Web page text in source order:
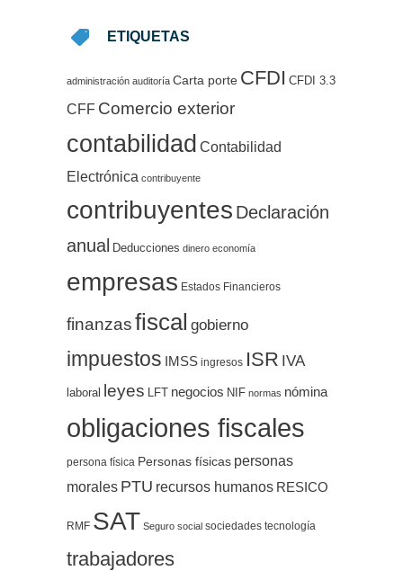
ETIQUETAS
administración auditoría Carta porte CFDI CFDI 3.3
CFF Comercio exterior
contabilidad Contabilidad
Electrónica contribuyente
contribuyentes Declaración
anual Deducciones dinero economía
empresas Estados Financieros
finanzasfiscal gobierno
impuestos IMSS ingresos ISR IVA
laboral leyes LFT negocios NIF normas nómina
obligaciones fiscales
persona física Personas físicas personas
morales PTU recursos humanos RESICO
RMF SAT Seguro social sociedades tecnología
trabajadores